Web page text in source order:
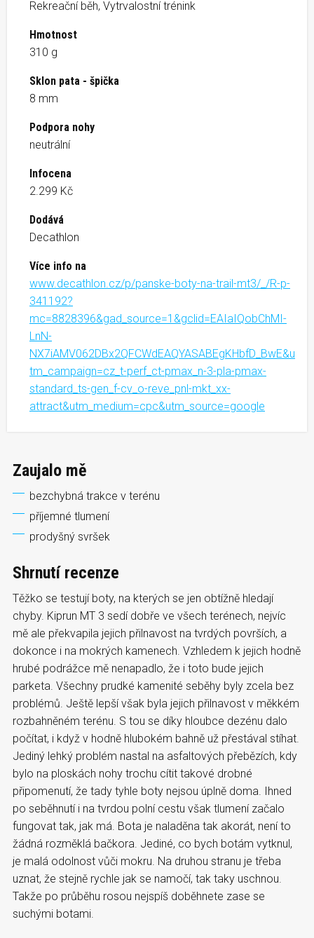
Rekreační běh, Vytrvalostní trénink
Hmotnost
310 g
Sklon pata - špička
8 mm
Podpora nohy
neutrální
Infocena
2.299 Kč
Dodává
Decathlon
Více info na
www.decathlon.cz/p/panske-boty-na-trail-mt3/_/R-p-
341192?
mc=8828396&gad_source=1&gclid=EAIaIQobChMI-
LnN-
NX7iAMV062DBx2QFCWdEAQYASABEgKHbfD_BwE&u
tm_campaign=cz_t-perf_ct-pmax_n-3-pla-pmax-
standard_ts-gen_f-cv_o-reve_pnl-mkt_xx-
attract&utm_medium=cpc&utm_source=google
Zaujalo mě
bezchybná trakce v terénu
příjemné tlumení
prodyšný svršek
Shrnutí recenze
Těžko se testují boty, na kterých se jen obtížně hledají
chyby. Kiprun MT 3 sedí dobře ve všech terénech, nejvíc
mě ale překvapila jejich přilnavost na tvrdých površích, a
dokonce i na mokrých kamenech. Vzhledem k jejich hodně
hrubé podrážce mě nenapadlo, že i toto bude jejich
parketa. Všechny prudké kamenité seběhy byly zcela bez
problémů. Ještě lepší však byla jejich přilnavost v měkkém
rozbahněném terénu. S tou se díky hloubce dezénu dalo
počítat, i když v hodně hlubokém bahně už přestával stíhat.
Jediný lehký problém nastal na asfaltových přebězích, kdy
bylo na ploskách nohy trochu cítit takové drobné
připomenutí, že tady tyhle boty nejsou úplně doma. Ihned
po seběhnutí i na tvrdou polní cestu však tlumení začalo
fungovat tak, jak má. Bota je naladěna tak akorát, není to
žádná rozměklá bačkora. Jediné, co bych botám vytknul,
je malá odolnost vůči mokru. Na druhou stranu je třeba
uznat, že stejně rychle jak se namočí, tak taky uschnou.
Takže po průběhu rosou nejspíš doběhnete zase se
suchými botami.